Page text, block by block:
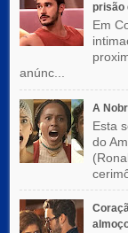
prisão
Em
anúnc...
A
Esta
do